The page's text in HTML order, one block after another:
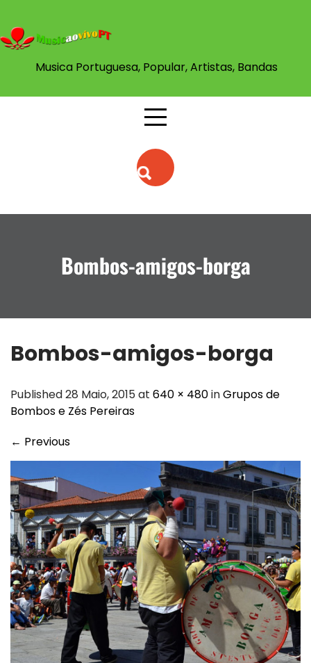
content
Musica Portuguesa, Popular, Artistas, Bandas
Bombos-amigos-borga
Bombos-amigos-borga
Published 28 Maio, 2015 at 640 × 480inGrupos de
Bombos e Zés Pereiras
← Previous